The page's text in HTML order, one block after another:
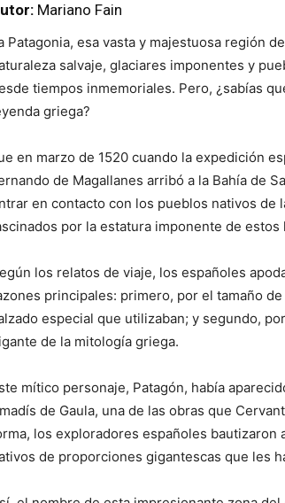
Mariano Fain
Patagonia, esa vasta y majestuosa región
salvaje, glaciares imponentes y
tiempos inmemoriales. Pero, ¿sabías
griega?
en marzo de 1520 cuando la expedición
de Magallanes arribó a la Bahía de
en contacto con los pueblos nativos
por la estatura imponente de estos
los relatos de viaje, los españoles
principales: primero, por el tamaño
especial que utilizaban; y segundo,
de la mitología griega.
mítico personaje, Patagón, había
de Gaula, una de las obras que
los exploradores españoles bautizaron
de proporciones gigantescas que les